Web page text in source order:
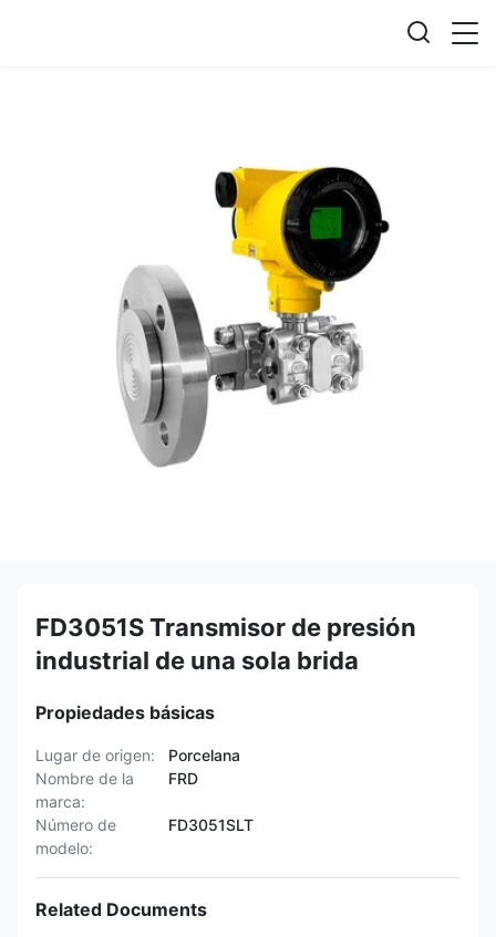
FD3051S Transmisor de presión
industrial de una sola brida
Propiedades básicas
Lugar de origen:
Porcelana
Nombre de la
marca:
FRD
Número de
modelo:
FD3051SLT
Related Documents